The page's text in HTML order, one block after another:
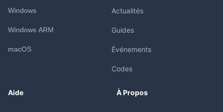
Windows
Windows ARM
macOS
Actualités
Guides
Événements
Codes
Aide À Propos